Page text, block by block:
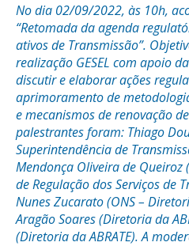
No dia 02/09/2022, às 10h,
“Retomada da agenda
ativos de Transmissão”.
realização GESEL com apoio
discutir e elaborar ações
aprimoramento de
e mecanismos de renovação
palestrantes foram: Thiago
Superintendência de
Mendonça Oliveira de Queiroz
de Regulação dos Serviços de
Nunes Zucarato (ONS –
Aragão Soares (Diretoria da
(Diretoria da ABRATE). A